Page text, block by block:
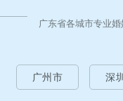
广东省各城市专业婚
广州市 深